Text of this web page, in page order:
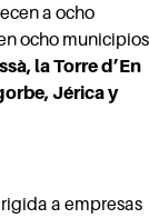
a ocho
ocho municipios
la Torre d’En
Jérica y
a empresas